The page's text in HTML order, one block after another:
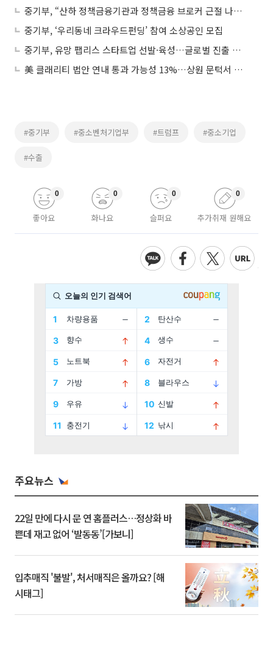
중기부, “산하 정책금융기관과 정책금융 브로커 근절 나선다”
중기부, ‘우리동네 크라우드펀딩’ 참여 소상공인 모집
중기부, 유망 팹리스 스타트업 선발·육성…글로벌 진출 지원
美 클래리티 법안 연내 통과 가능성 13%…상원 문턱서 제동
#중기부 #중소벤처기업부 #트럼프 #중소기업
#수출
좋아요
0
화나요
0
슬퍼요
0
추가취재 원해요
0
주요뉴스
22일 만에 다시 문 연 홈플러스…정상화 바
쁜데 재고 없어 ‘발동동’[가보니]
입추매직 '불발', 처서매직은 올까요? [해
시태그]